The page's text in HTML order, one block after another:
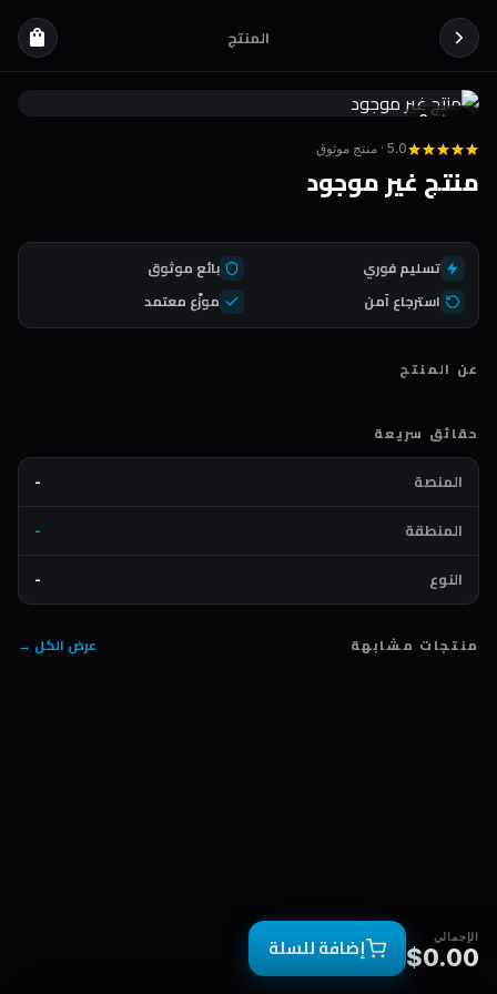
المنتج shopping_bag
Coda
5.0 · منتج موثوق
منتج غير موجود
تسليم فوري
بائع موثوق
استرجاع آمن
موزّع معتمد
عن المنتج
حقائق سريعة
المنصة
-
المنطقة
-
النوع
-
منتجات مشابهة عرض الكل →
الإجمالي
$0.00 إضافة للسلة